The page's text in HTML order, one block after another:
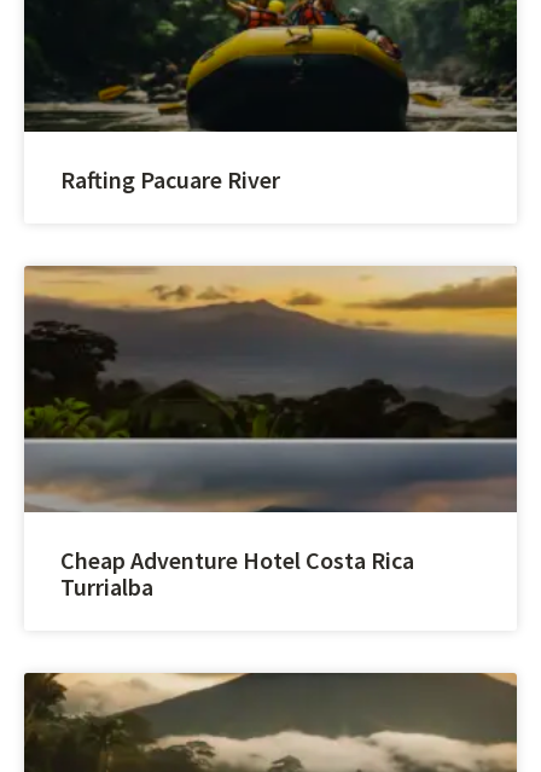
Rafting Pacuare River
Cheap Adventure Hotel Costa Rica
Turrialba